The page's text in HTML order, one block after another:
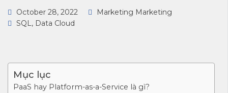
October 28, 2022
Marketing Marketing
SQL, Data Cloud
Mục lục
PaaS hay Platform-as-a-Service là gì?